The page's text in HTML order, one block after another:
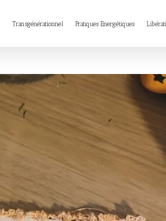
Transgénérationnel Pratiques Energétiques